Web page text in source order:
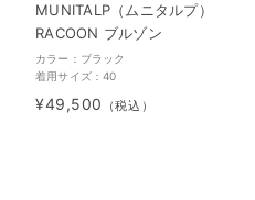
MUNITALP（ムニタルプ）
RACOON ブルゾン
カラー：ブラック
着用サイズ：40
¥49,500 （税込）